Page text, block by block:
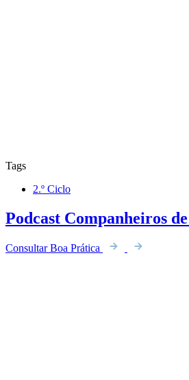
Tags
2.º Ciclo
Podcast Companheiros
Consultar Boa Prática